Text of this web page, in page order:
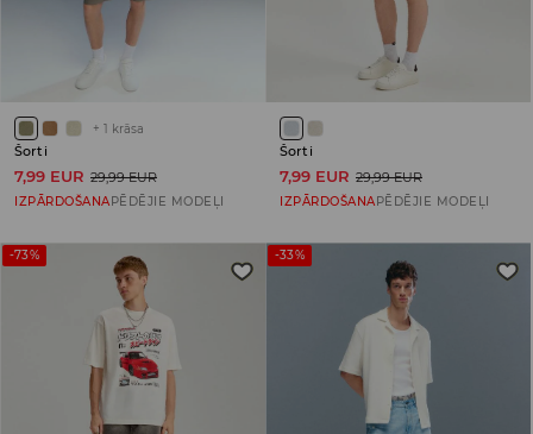
+ 1 krāsa
Šorti
7,99 EUR 29,99 EUR
IZPĀRDOŠANA PĒDĒJIE MODEĻI
Šorti
7,99 EUR 29,99 EUR
IZPĀRDOŠANA PĒDĒJIE MODEĻI
-73% -33%